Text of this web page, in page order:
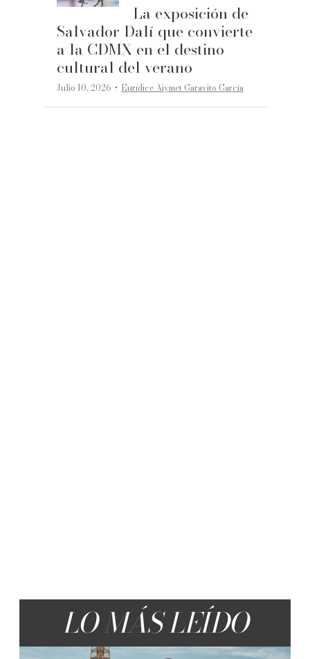
La exposición de
Salvador Dalí que convierte
a la CDMX en el destino
cultural del verano
Julio 10, 2026 ·Eurídice Aiymet Garavito García
LO MÁS LEÍDO